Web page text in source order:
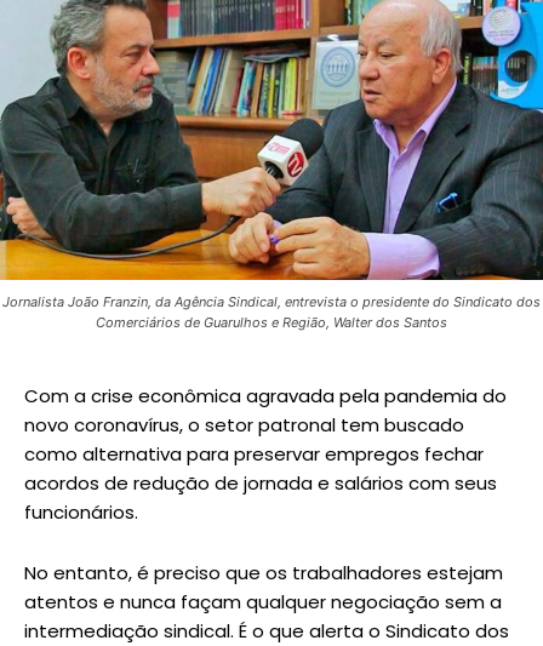
Jornalista João Franzin, da Agência Sindical, entrevista o presidente do Sindicato dos
Comerciários de Guarulhos e Região, Walter dos Santos
Com a crise econômica agravada pela pandemia do
novo coronavírus, o setor patronal tem buscado
como alternativa para preservar empregos fechar
acordos de redução de jornada e salários com seus
funcionários.
No entanto, é preciso que os trabalhadores estejam
atentos e nunca façam qualquer negociação sem a
intermediação sindical. É o que alerta o Sindicato dos